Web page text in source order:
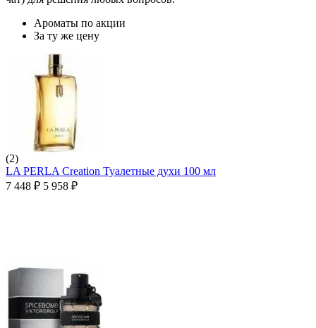
Ароматы по акции
За ту же цену
(2)
LA PERLA Creation Туалетные духи 100 мл
7 448 ₽ 5 958 ₽